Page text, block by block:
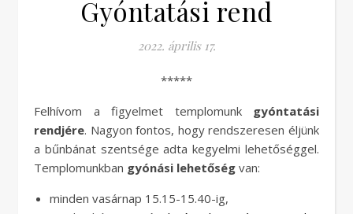
Gyóntatási rend
2022. április 17.
*****
Felhívom a figyelmet templomunk gyóntatási
rendjére. Nagyon fontos, hogy rendszeresen éljünk
a bűnbánat szentsége adta kegyelmi lehetőséggel.
Templomunkban gyónási lehetőség van:
minden vasárnap 15.15-15.40-ig,